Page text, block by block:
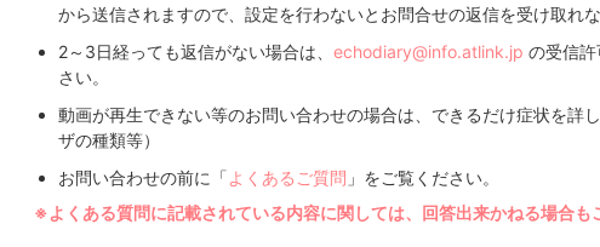
から送信されますので、設定を行わないとお問合せの返信を受け取れ
2～3日経っても返信がない場合は、 echodiary@info.atlink.jp の受信
さい。
動画が再生できない等のお問い合わせの場合は、できるだけ症状を詳
ザの種類等）
お問い合わせの前に「よくあるご質問 」をご覧ください。
※よくある質問に記載されている内容に関しては、回答出来かねる場合も